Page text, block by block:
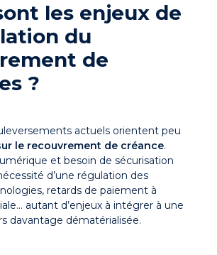
les enjeux de
du
de
?
actuels orientent peu
le recouvrement de créance.
et besoin de sécurisation
d’une régulation des
retards de paiement à
autant d’enjeux à intégrer à une
davantage dématérialisée.